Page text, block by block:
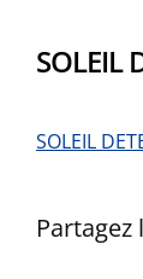
SOLEIL
SOLEIL
Partagez